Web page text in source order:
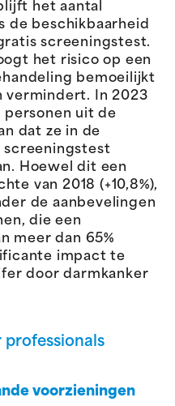
het aantal
de beschikbaarheid
screeningstest.
het risico op een
bemoeilijkt
vermindert. In 2023
personen uit de
dat ze in de
screeningstest
Hoewel dit een
van 2018 (+10,8%),
de aanbevelingen
die een
meer dan 65%
impact te
door darmkanker
voorzieningen